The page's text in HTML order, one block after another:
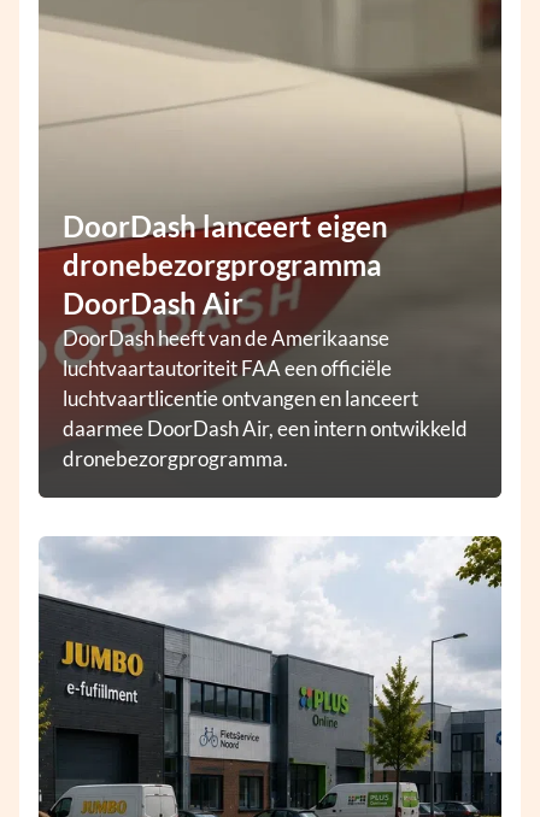
DoorDash lanceert eigen
dronebezorgprogramma
DoorDash Air
DoorDash heeft van de Amerikaanse
luchtvaartautoriteit FAA een officiële
luchtvaartlicentie ontvangen en lanceert
daarmee DoorDash Air, een intern ontwikkeld
dronebezorgprogramma.